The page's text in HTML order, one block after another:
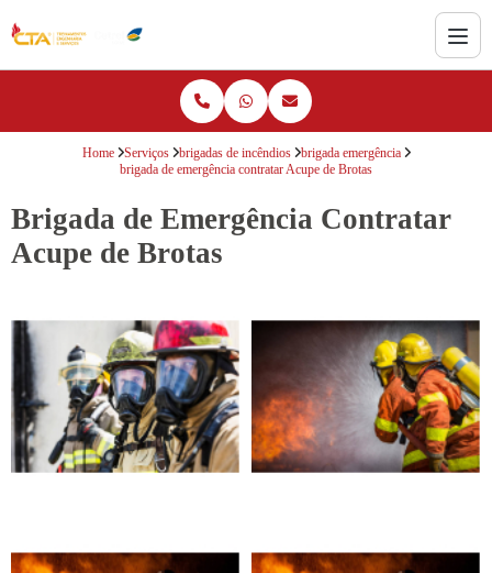
Home Serviços brigadas de incêndios
brigada emergência
brigada de emergência contratar Acupe de Brotas
Brigada de Emergência Contratar
Acupe de Brotas